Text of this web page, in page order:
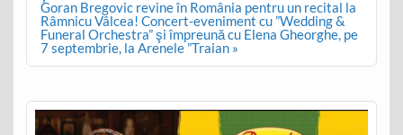
Goran Bregovic revine în România pentru un recital la
Râmnicu Vâlcea! Concert-eveniment cu ”Wedding &
Funeral Orchestra” şi împreună cu Elena Gheorghe, pe
7 septembrie, la Arenele ”Traian »